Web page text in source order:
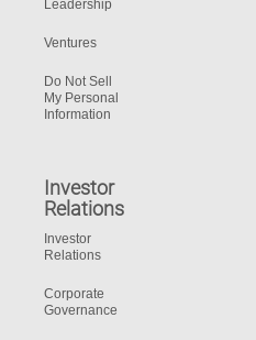
Leadership
Ventures
Do Not Sell
My Personal
Information
Investor
Relations
Investor
Relations
Corporate
Governance